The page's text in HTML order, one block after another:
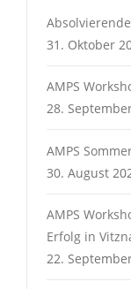
31. Oktober
AMPS
28.
AMPS
30. August
AMPS
Erfolg in
22.